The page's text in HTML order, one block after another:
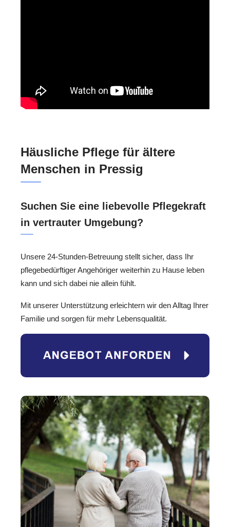
Häusliche Pflege für ältere
Menschen in Pressig
Suchen Sie eine liebevolle Pflegekraft
in vertrauter Umgebung?
Unsere 24-Stunden-Betreuung stellt sicher, dass Ihr
pflegebedürftiger Angehöriger weiterhin zu Hause leben
kann und sich dabei nie allein fühlt.
Mit unserer Unterstützung erleichtern wir den Alltag Ihrer
Familie und sorgen für mehr Lebensqualität.